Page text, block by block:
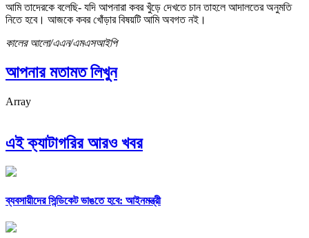
আমি তাদেরকে বলেছি- যদি আপনারা কবর খুঁড়ে দেখতে চান তাহলে আদালতের অনুমতি
নিতে হবে। আজকে কবর খোঁড়ার বিষয়টি আমি অবগত নই।
কালের আলো/এএন/এমএসআইপি
আপনার মতামত লিখুন
Array
এই ক্যাটাগরির আরও খবর
ব্যবসায়ীদের সিন্ডিকেট ভাঙতে হবে: আইনমন্ত্রী